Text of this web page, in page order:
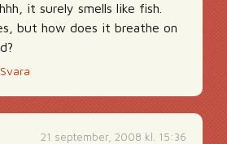
it surely smells like fish.
but how does it breathe on
Svara
21 september, 2008 kl. 15:36